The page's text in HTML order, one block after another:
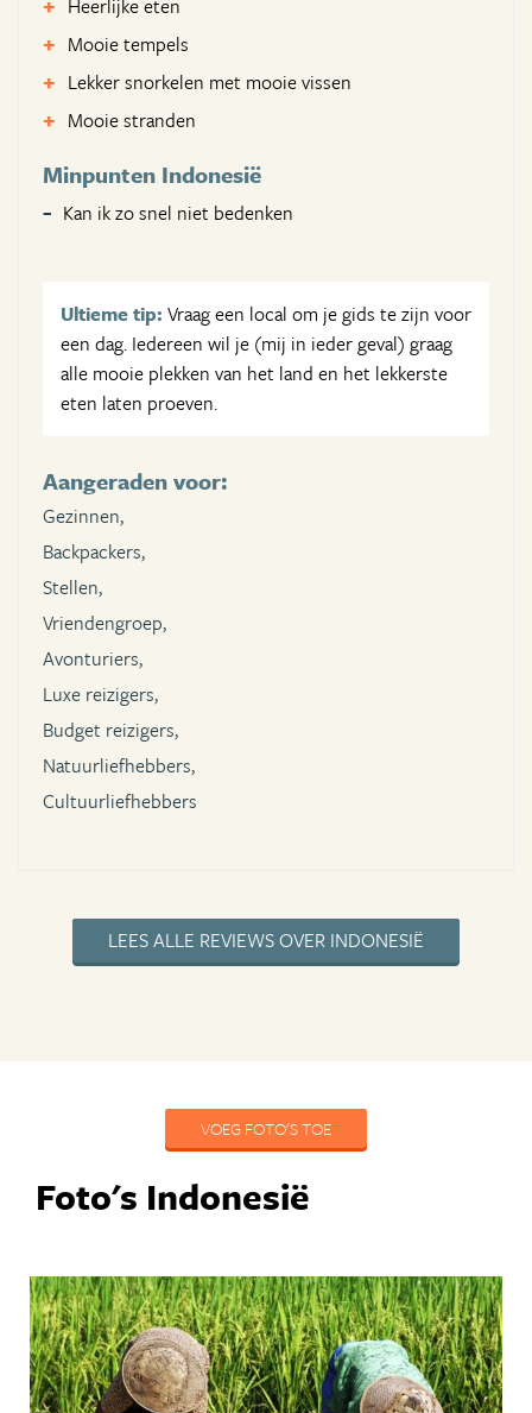
Mooie tempels
Lekker snorkelen met mooie vissen
Mooie stranden
Minpunten Indonesië
Kan ik zo snel niet bedenken
Ultieme tip: Vraag een local om je gids te zijn voor
een dag. Iedereen wil je (mij in ieder geval) graag
alle mooie plekken van het land en het lekkerste
eten laten proeven.
Aangeraden voor:
Gezinnen,
Backpackers,
Stellen,
Vriendengroep,
Avonturiers,
Luxe reizigers,
Budget reizigers,
Natuurliefhebbers,
Cultuurliefhebbers
LEES ALLE REVIEWS OVER INDONESIË
VOEG FOTO'S TOE
Foto's Indonesië